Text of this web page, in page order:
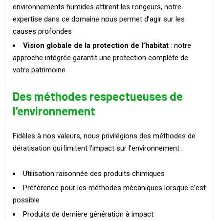
environnements humides attirent les rongeurs, notre
expertise dans ce domaine nous permet d’agir sur les
causes profondes
Vision globale de la protection de l’habitat : notre
approche intégrée garantit une protection complète de
votre patrimoine
Des méthodes respectueuses de
l’environnement
Fidèles à nos valeurs, nous privilégions des méthodes de
dératisation qui limitent l’impact sur l’environnement :
Utilisation raisonnée des produits chimiques
Préférence pour les méthodes mécaniques lorsque c’est
possible
Produits de dernière génération à impact